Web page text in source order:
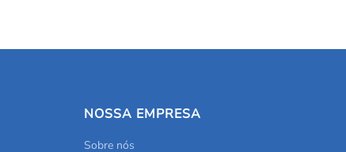
NOSSA EMPRESA
Sobre nós